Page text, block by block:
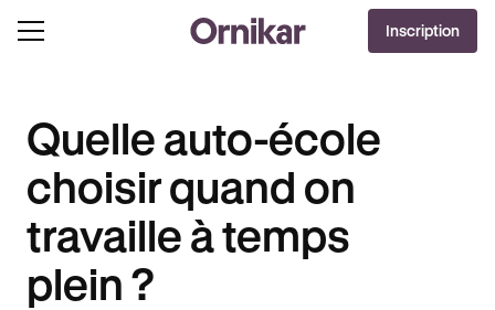
OFFRE EXCLUSIVE
OFFERTS AVEC REVOLUT + 3 MOIS DEEZER PREMIUM OFFERTS* !J'EN PROFITE !
Inscription
Quelle auto-école
choisir quand on
travaille à temps
plein ?